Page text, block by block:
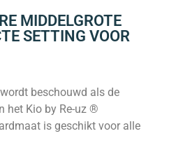
MIDDELGROTE
SETTING VOOR
beschouwd als de
het Kio by Re-uz ®
is geschikt voor alle